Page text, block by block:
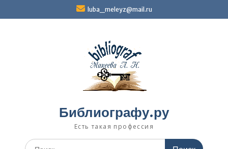
luba_meleyz@mail.ru
Библиографу.ру
Есть такая профессия
Поиск